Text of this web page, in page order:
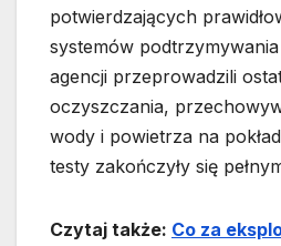
potwierdzających
systemów
agencji przeprowadzili
oczyszczania,
wody i powietrza na
testy zakończyły się
Czytaj także: Co za